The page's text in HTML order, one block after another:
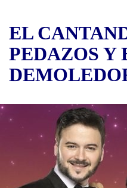
EL
PEDAZOS Y